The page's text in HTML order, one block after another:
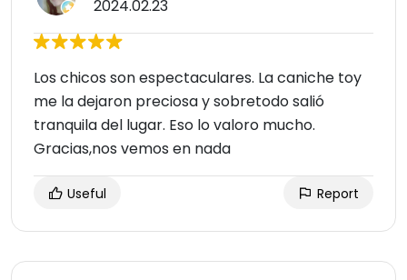
2024.02.23
Los chicos son espectaculares. La caniche toy
me la dejaron preciosa y sobretodo salió
tranquila del lugar. Eso lo valoro mucho.
Gracias,nos vemos en nada
Useful Report